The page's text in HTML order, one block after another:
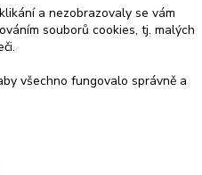
a nezobrazovaly se vám
souborů cookies, tj. malých
všechno fungovalo správně a